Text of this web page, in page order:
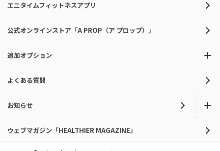
エニタイムフィットネスアプリ
公式オンラインストア「A PROP（ア プロップ）」
追加オプション
よくある質問
お知らせ
ウェブマガジン「HEALTHIER MAGAZINE」